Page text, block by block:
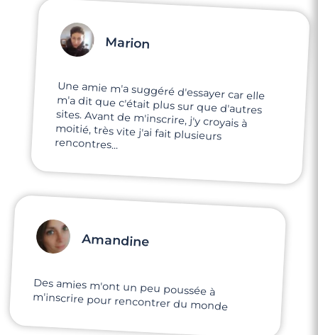
Marion
Une amie m'a suggéré d'essayer car elle
m'a dit que c'était plus sur que d'autres
sites. Avant de m'inscrire, j'y croyais à
moitié, très vite j'ai fait plusieurs
rencontres...
Amandine
Des amies m'ont un peu poussée à
m'inscrire pour rencontrer du monde